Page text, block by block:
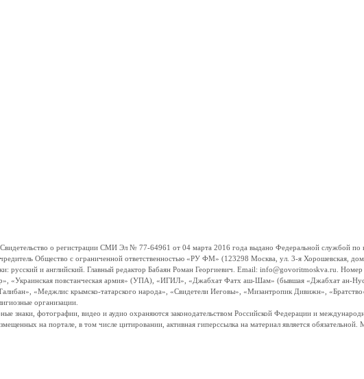
о регистрации СМИ Эл № 77-64961 от 04 марта 2016 года выдано Федеральной службой по
Общество с ограниченной ответственностью «РУ ФМ» (123298 Москва, ул. 3-я Хорошевская,
русский и английский. Главный редактор Бабаян Роман Георгиевич. Email: info@govoritmoskva.ru.
«Украинская повстанческая армия» (УПА), «ИГИЛ», «Джабхат Фатх аш-Шам» (бывшая «Джабхат ан-
«Меджлис крымско-татарского народа», «Свидетели Иеговы», «Мизантропик Дивижн»,
организации.
знаки, фотографии, видео и аудио охраняются законодательством Российской Федерации и
на портале, в том числе цитировании, активная гиперссылка на материал является